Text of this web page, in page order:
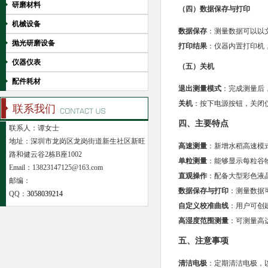
（四）数据保存与打印
数据保存：测量数据可以以
打印结果：仪器内置打印机
（五）关机
退出测量模式：完成测量后
关机：按下电源按钮，关闭
四、主要特点
高速测量：新增水稻高速模
单粒测量：能够显示每粒谷
直观操作：配备大型彩色液
数据保存与打印：测量数据
自定义校准曲线：用户可创
高湿度范围测量：可测量高
五、注意事项
清洁电极：定期清洁电极，
研磨材料
机械设备
抛光研磨设备
仪器仪表
配件耗材
联系我们
联系人：谭女士
地址：深圳市龙岗区龙岗街道新生社区新旺
路和健云谷2栋B座1002
Email：13823147125@163.com
邮编：
QQ： 3058039214